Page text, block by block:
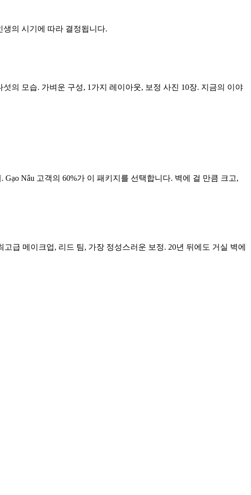
의 시기에 따라 결정됩니다.
의 모습. 가벼운 구성, 1가지 레이아웃, 보정 사진 10장. 지금의 이야
Nâu 고객의 60%가 이 패키지를 선택합니다. 벽에 걸 만큼 크고,
급 메이크업, 리드 팀, 가장 정성스러운 보정. 20년 뒤에도 거실 벽에